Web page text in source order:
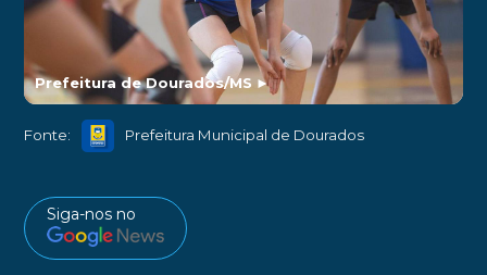
Prefeitura de Dourados/MS ►
Fonte: Prefeitura Municipal de Dourados
Siga-nos no